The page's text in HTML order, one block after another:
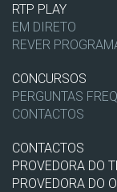
RTP PLAY
EM DIRETO
REVER
CONCURSOS
PERGUNTAS
CONTACTOS
CONTACTOS
PROVEDORA DO
PROVEDORA DO